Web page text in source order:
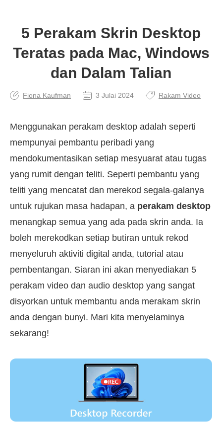
5 Perakam Skrin Desktop
Teratas pada Mac, Windows
dan Dalam Talian
Fiona Kaufman 3 Julai 2024 Rakam Video
Menggunakan perakam desktop adalah seperti
mempunyai pembantu peribadi yang
mendokumentasikan setiap mesyuarat atau tugas
yang rumit dengan teliti. Seperti pembantu yang
teliti yang mencatat dan merekod segala-galanya
untuk rujukan masa hadapan, a perakam desktop
menangkap semua yang ada pada skrin anda. Ia
boleh merekodkan setiap butiran untuk rekod
menyeluruh aktiviti digital anda, tutorial atau
pembentangan. Siaran ini akan menyediakan 5
perakam video dan audio desktop yang sangat
disyorkan untuk membantu anda merakam skrin
anda dengan bunyi. Mari kita menyelaminya
sekarang!